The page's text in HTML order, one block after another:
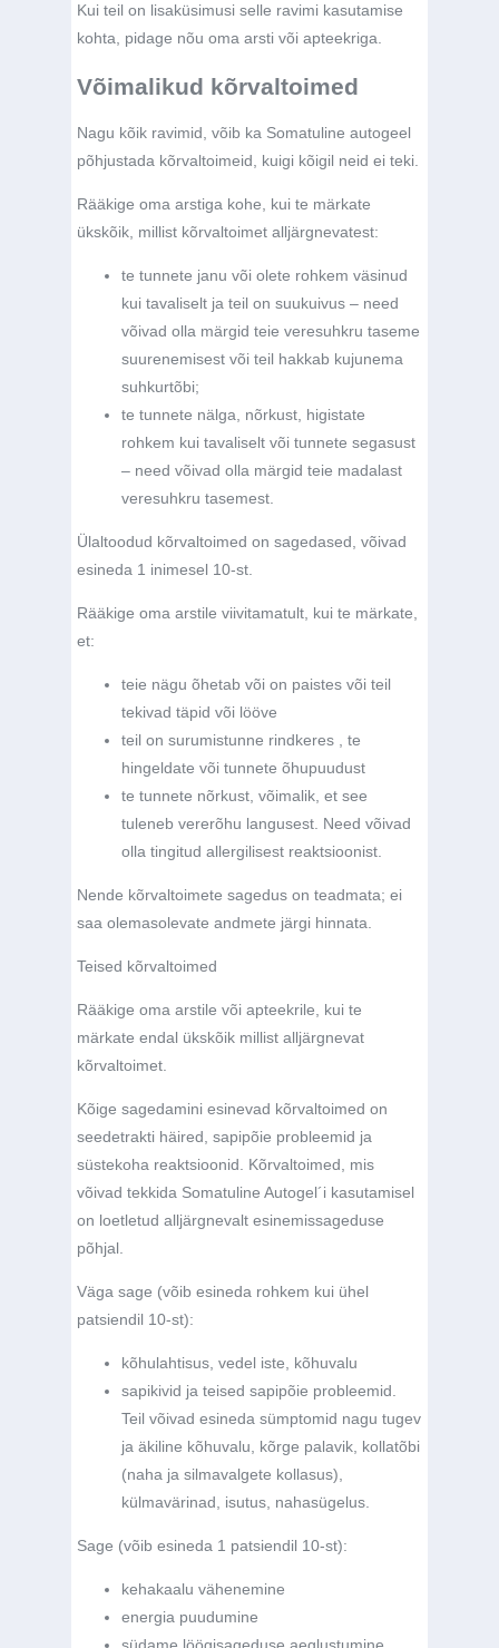
Kui teil on lisaküsimusi selle ravimi kasutamise
kohta, pidage nõu oma arsti või apteekriga.
Võimalikud kõrvaltoimed
Nagu kõik ravimid, võib ka Somatuline autogeel
põhjustada kõrvaltoimeid, kuigi kõigil neid ei teki.
Rääkige oma arstiga kohe, kui te märkate
ükskõik, millist kõrvaltoimet alljärgnevatest:
te tunnete janu või olete rohkem väsinud
kui tavaliselt ja teil on suukuivus – need
võivad olla märgid teie veresuhkru taseme
suurenemisest või teil hakkab kujunema
suhkurtõbi;
te tunnete nälga, nõrkust, higistate
rohkem kui tavaliselt või tunnete segasust
– need võivad olla märgid teie madalast
veresuhkru tasemest.
Ülaltoodud kõrvaltoimed on sagedased, võivad
esineda 1 inimesel 10-st.
Rääkige oma arstile viivitamatult, kui te märkate,
et:
teie nägu õhetab või on paistes või teil
tekivad täpid või lööve
teil on surumistunne rindkeres , te
hingeldate või tunnete õhupuudust
te tunnete nõrkust, võimalik, et see
tuleneb vererõhu langusest. Need võivad
olla tingitud allergilisest reaktsioonist.
Nende kõrvaltoimete sagedus on teadmata; ei
saa olemasolevate andmete järgi hinnata.
Teised kõrvaltoimed
Rääkige oma arstile või apteekrile, kui te
märkate endal ükskõik millist alljärgnevat
kõrvaltoimet.
Kõige sagedamini esinevad kõrvaltoimed on
seedetrakti häired, sapipõie probleemid ja
süstekoha reaktsioonid. Kõrvaltoimed, mis
võivad tekkida Somatuline Autogel´i kasutamisel
on loetletud alljärgnevalt esinemissageduse
põhjal.
Väga sage (võib esineda rohkem kui ühel
patsiendil 10-st):
kõhulahtisus, vedel iste, kõhuvalu
sapikivid ja teised sapipõie probleemid.
Teil võivad esineda sümptomid nagu tugev
ja äkiline kõhuvalu, kõrge palavik, kollatõbi
(naha ja silmavalgete kollasus),
külmavärinad, isutus, nahasügelus.
Sage (võib esineda 1 patsiendil 10-st):
kehakaalu vähenemine
energia puudumine